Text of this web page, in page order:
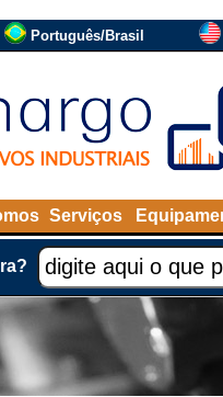
Português/Brasil
Serviços